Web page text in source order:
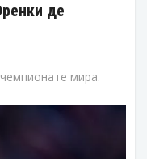
де
мира.